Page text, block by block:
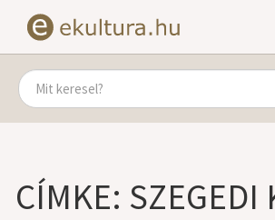
CÍMKE: SZEGEDI